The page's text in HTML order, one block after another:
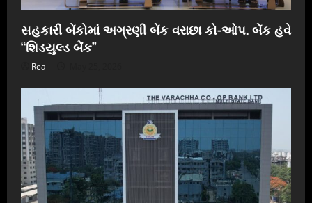
સહકારી બેંકોમાં અગ્રણી બેંક વરાછા કો-ઓપ. બેંક હવે
“શિડયુલ્ડ બેંક”
Real